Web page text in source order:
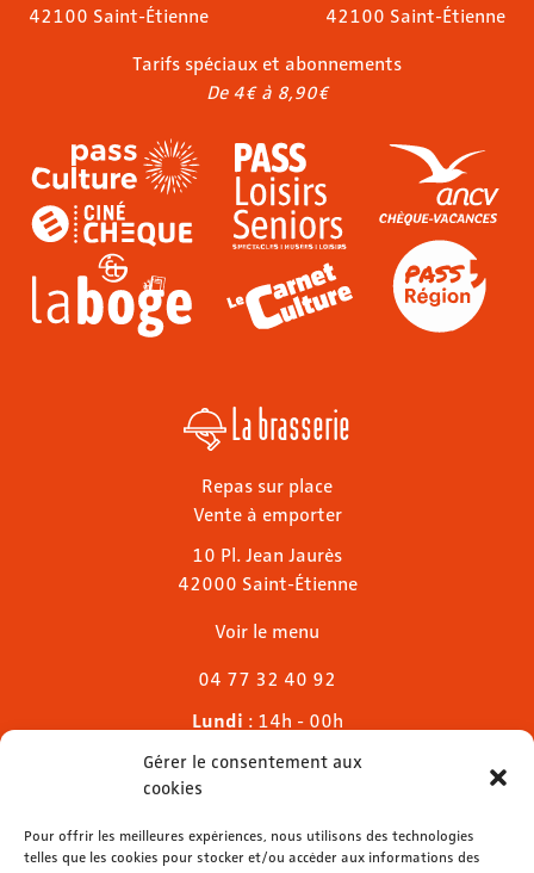
Gérer le consentement aux
cookies
Pour offrir les meilleures expériences, nous utilisons des technologies
telles que les cookies pour stocker et/ou accéder aux informations des
42100 Saint-Étienne
42100 Saint-Étienne
Tarifs spéciaux et abonnements
De 4€ à 8,90€
La brasserie
Repas sur place
Vente à emporter
10 Pl. Jean Jaurès
42000 Saint-Étienne
Voir le menu
04 77 32 40 92
Lundi : 14h - 00h
Mardi & mercredi
Jeudi
Dimanche: 11h - 00h